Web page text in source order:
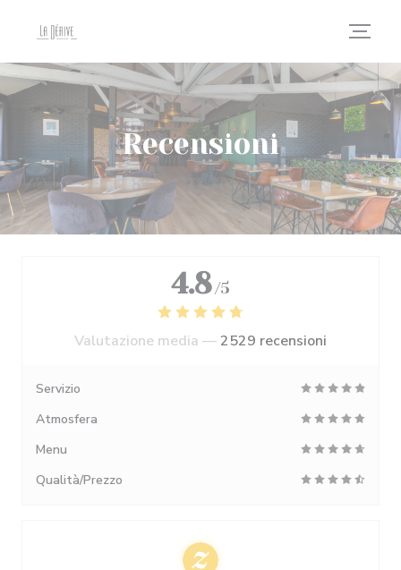
Recensioni
4.8 /5
Valutazione media —2529 recensioni
Servizio
Atmosfera
Menu
Qualità/Prezzo